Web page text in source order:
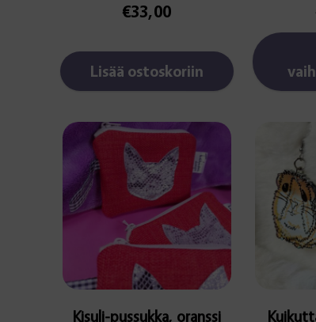
€33,00
Lisää ostoskoriin
Kisuli-pussukka, oranssi